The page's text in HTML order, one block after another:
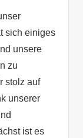
sich einiges
unsere
zu
stolz auf
unserer
ist es